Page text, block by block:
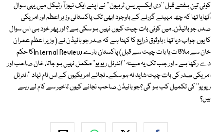
کوئی تین ہفتے قبل ''دی ایکسپریس ٹربیون'' نے اپنے ایک نیوز آ رٹیکل میں یہی سوال
اُٹھایا تھا کہ چھ مہینے گزرنے کے باوجود ابھی تک پاکستانی وزیر اعظم اور امریکی
صدر، جو بائیڈن، میں کوئی بات چیت کیوں نہیں ہو سکی ہے ؟ اور پھر خود ہی اس سوال
کا یوں جواب دیا تھا : باوثوق ذرایع کا کہنا ہے کہ صدر جو بائیڈن نے ( وزیر اعظم عمران
خان سے ملاقات یا بات چیت سے قبل) پاکستان بارے Internal Reviewکا حکم
دے رکھا ہے ۔ اور جب تک یہ مبینہ ''انٹرنل ریویو'' مکمل نہیں ہو جاتا، خان صاحب اور
امریکی صدر کی بات چیت شاید نہ ہو سکے۔ نجانے امریکیوں کے اس نام نہاد ''انٹرنل
ریویو'' کی تکمیل کب ہو گی ؟جو بائیڈن صاحب نجانے کیوں تاخیر سے کام لے رہے
ہیں؟